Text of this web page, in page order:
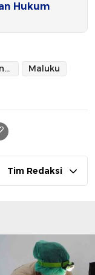
Hukum
Bulan Imunisasi Anak Nasional
Maluku
Tim Redaksi